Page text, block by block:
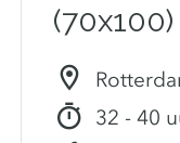
32 - 40